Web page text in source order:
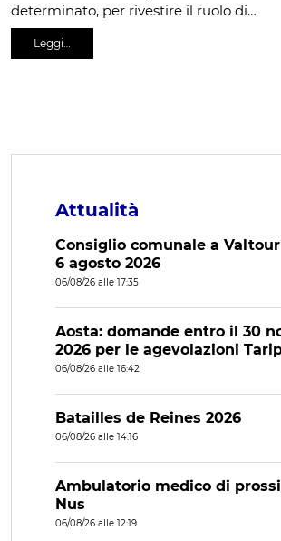
determinato, per rivestire il ruolo di…
Leggi…
Attualità
Consiglio comunale a
6 agosto 2026
06/08/26 alle 17:35
Aosta: domande entro il 30
2026 per le agevolazioni
06/08/26 alle 16:42
Batailles de Reines 2026
06/08/26 alle 14:16
Ambulatorio medico di
Nus
06/08/26 alle 12:19